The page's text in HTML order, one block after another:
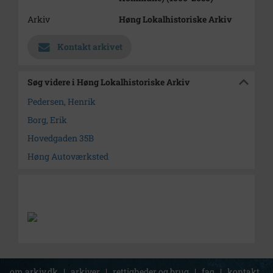
Arkiv
Høng Lokalhistoriske Arkiv
Kontakt arkivet
Søg videre i Høng Lokalhistoriske Arkiv
Pedersen, Henrik
Borg, Erik
Hovedgaden 35B
Høng Autoværksted